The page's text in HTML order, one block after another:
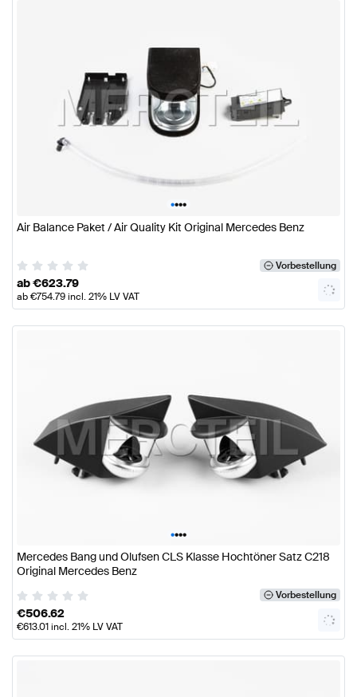
••••
Air Balance Paket / Air Quality Kit Original Mercedes Benz
Vorbestellung
ab€623.79
ab€754.79incl. 21% LV VAT
••••
Mercedes Bang und Olufsen CLS Klasse Hochtöner Satz C218
Original Mercedes Benz
Vorbestellung
€506.62
€613.01incl. 21% LV VAT